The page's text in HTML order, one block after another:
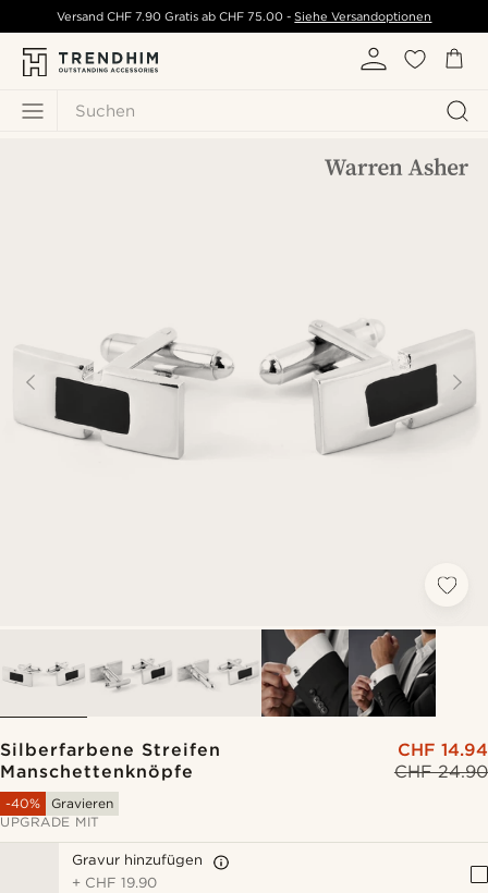
Suchen
Versand CHF 7.90 Gratis ab CHF 75.00 - Siehe Versandoptionen
Silberfarbene Streifen
Manschettenknöpfe
CHF 24.90
CHF 14.94
-40%
Gravieren
UPGRADE MIT
Gravur hinzufügen
+ CHF 19.90